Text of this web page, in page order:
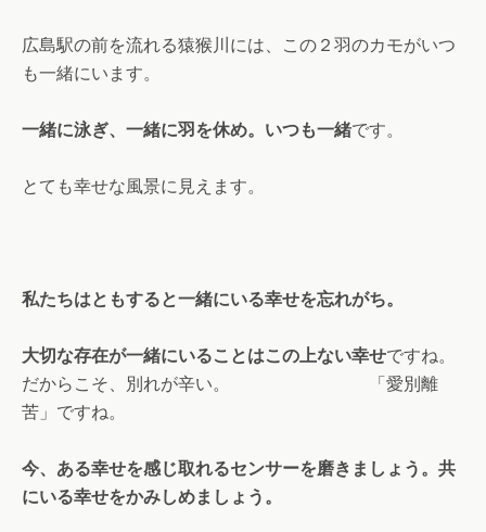
広島駅の前を流れる猿猴川には、この２羽のカモがいつ
も一緒にいます。
一緒に泳ぎ、一緒に羽を休め。いつも一緒です。
とても幸せな風景に見えます。
私たちはともすると一緒にいる幸せを忘れがち。
大切な存在が一緒にいることはこの上ない幸せですね。
だからこそ、別れが辛い。 「愛別離
苦」ですね。
今、ある幸せを感じ取れるセンサーを磨きましょう。共
にいる幸せをかみしめましょう。